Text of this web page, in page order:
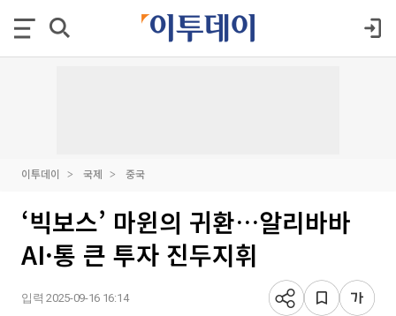
이투데이 국제 중국
‘빅보스’ 마윈의 귀환…알리바바
AI·통 큰 투자 진두지휘
입력 2025-09-16 16:14